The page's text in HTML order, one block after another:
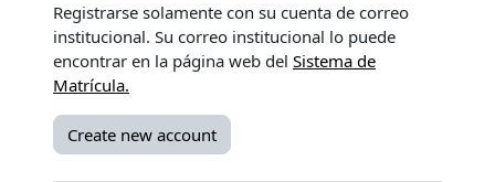
Registrarse solamente con su cuenta de correo
institucional. Su correo institucional lo puede
encontrar en la página web del Sistema de
Matrícula.
Create new account